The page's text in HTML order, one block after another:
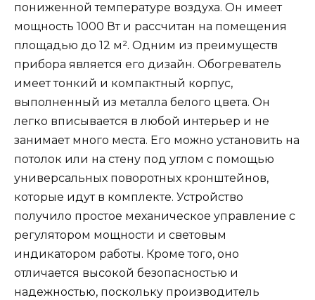
пониженной температуре воздуха. Он имеет
мощность 1000 Вт и рассчитан на помещения
площадью до 12 м². Одним из преимуществ
прибора является его дизайн. Обогреватель
имеет тонкий и компактный корпус,
выполненный из металла белого цвета. Он
легко вписывается в любой интерьер и не
занимает много места. Его можно установить на
потолок или на стену под углом с помощью
универсальных поворотных кронштейнов,
которые идут в комплекте. Устройство
получило простое механическое управление с
регулятором мощности и световым
индикатором работы. Кроме того, оно
отличается высокой безопасностью и
надежностью, поскольку производитель